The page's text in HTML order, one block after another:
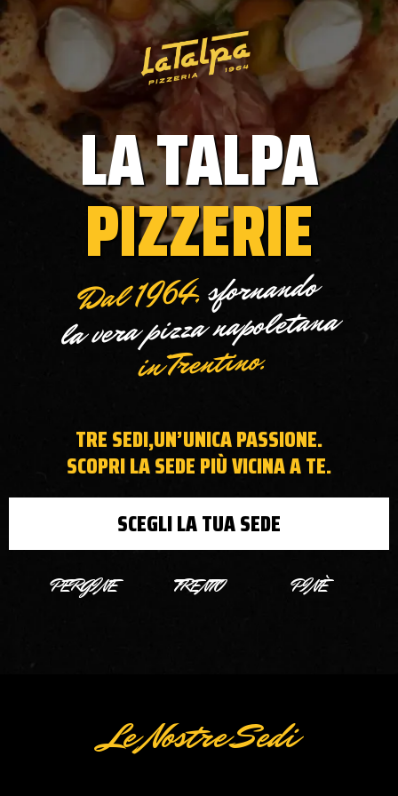
LA TALPA
PIZZERIE
Dal 1964,sfornando
la vera pizza napoletana
in Trentino.
TRE SEDI,UN’UNICA PASSIONE.
SCOPRI LA SEDE PIÙ VICINA A TE.
SCEGLI LA TUA SEDE
PERGINE TRENTO PINÈ
Le Nostre Sedi